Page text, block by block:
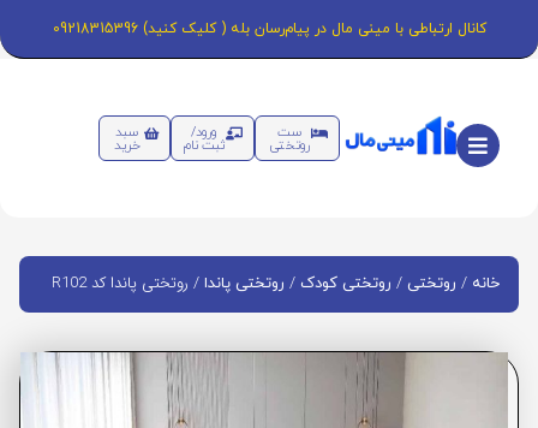
کانال ارتباطی با مینی مال در پیام‌رسان بله ( کلیک کنید) 09218315396
ست
روتختی
ورود/
ثبت نام
سبد
خرید
خانه / روتختی / روتختی کودک / روتختی پاندا / روتختی پاندا کد R102